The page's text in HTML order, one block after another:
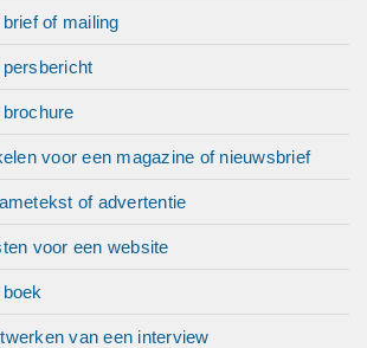
of mailing
voor een magazine of nieuwsbrief
of advertentie
voor een website
van een interview